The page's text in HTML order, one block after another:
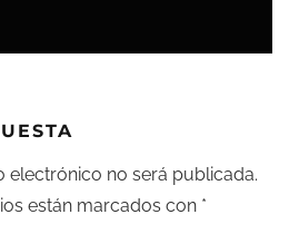
electrónico no será publicada.
están marcados con *